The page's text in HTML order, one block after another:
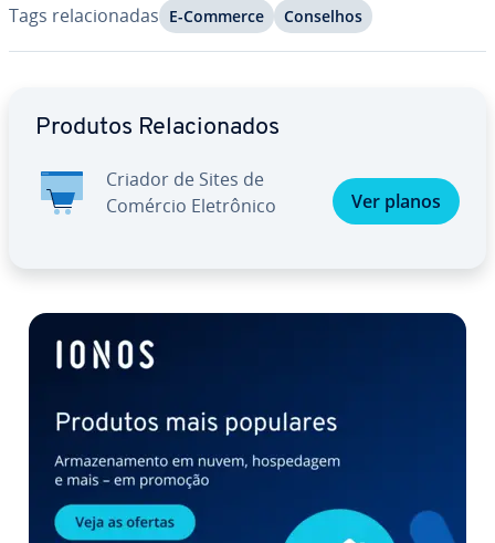
Tags re­la­ci­o­na­das E-Commerce Conselhos
Produtos Re­la­ci­o­na­dos
Criador de Sites de
Comércio Ele­trô­nico
Ver planos